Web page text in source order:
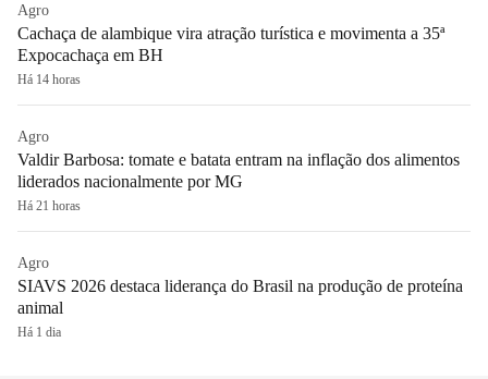
Agro
Cachaça de alambique vira atração turística e movimenta a 35ª
Expocachaça em BH
Há 14 horas
Agro
Valdir Barbosa: tomate e batata entram na inflação dos alimentos
liderados nacionalmente por MG
Há 21 horas
Agro
SIAVS 2026 destaca liderança do Brasil na produção de proteína
animal
Há 1 dia